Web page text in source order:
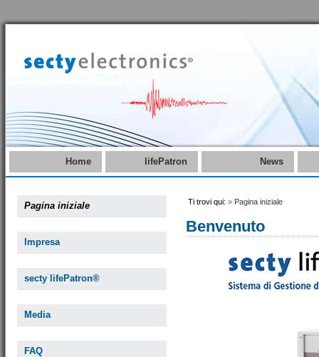
Home lifePatron News
Pagina iniziale
Impresa
secty lifePatron®
Media
FAQ
Ti trovi qui: » Pagina iniziale
Benvenuto